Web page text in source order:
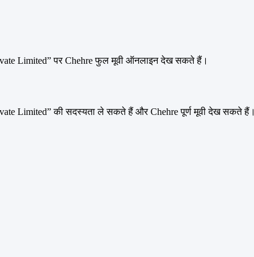
Limited” पर Chehre फुल मूवी ऑनलाइन देख सकते हैं।
Limited” की सदस्यता ले सकते हैं और Chehre पूर्ण मूवी देख सकते हैं।